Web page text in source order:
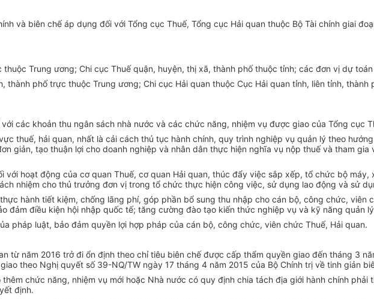
và biên chế áp dụng đối với Tổng cục Thuế, Tổng cục Hải quan thuộc Bộ Tài chính giai
Trung ương; Chi cục Thuế quận, huyện, thị xã, thành phố thuộc tỉnh; các đơn vị dự
thành phố trực thuộc Trung ương; Chi cục Hải quan thuộc Cục Hải quan tỉnh, liên tỉnh, thành
các khoản thu ngân sách nhà nước và các chức năng, nhiệm vụ được giao của Tổng cục
thuế, hải quan, nhất là cải cách thủ tục hành chính, quy trình nghiệp vụ quản lý theo
giản, tạo thuận lợi cho doanh nghiệp và nhân dân thực hiện nghĩa vụ nộp thuế và tham
với hoạt động của cơ quan Thuế, cơ quan Hải quan, thúc đẩy việc sắp xếp, tổ chức bộ
nhiệm cho thủ trưởng đơn vị trong tổ chức thực hiện công việc, sử dụng lao động và sử
hành tiết kiệm, chống lãng phí, góp phần bổ sung thu nhập cho cán bộ, công chức,
đảm điều kiện hội nhập quốc tế; tăng cường đào tạo kiến thức nghiệp vụ và kỹ năng quản
pháp luật, bảo đảm quyền lợi hợp pháp của cán bộ, công chức, viên chức Thuế, Hải quan.
từ năm 2016 trở đi ổn định theo chỉ tiêu biên chế được cấp thẩm quyền giao đến tháng 3
theo Nghị quyết số 39-NQ/TW ngày 17 tháng 4 năm 2015 của Bộ Chính trị về tinh giản
chức năng, nhiệm vụ mới hoặc Nhà nước có quy định chia tách địa giới hành chính phải
định.